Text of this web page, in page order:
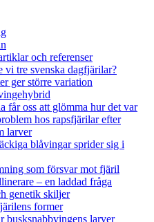
och referenser
vi tre svenska dagfjärilar?
ger större variation
får oss att glömma hur det var
hos rapsfjärilar efter
larver
blåvingar sprider sig i
som försvar mot fjäril
– en laddad fråga
genetik skiljer
former
busksnabbvingens larver